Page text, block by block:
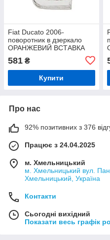
Fiat Ducato 2006-
поворотник в дзеркало
ОРАНЖЕВИЙ ВСТАВКА
581 ₴
Купити
Про нас
92% позитивних з 376
Працює з 24.04.2025
м. Хмельницький
м. Хмельницький вул.
Хмельницький, Україна
Контакти
Сьогодні вихідний
Показати весь графік